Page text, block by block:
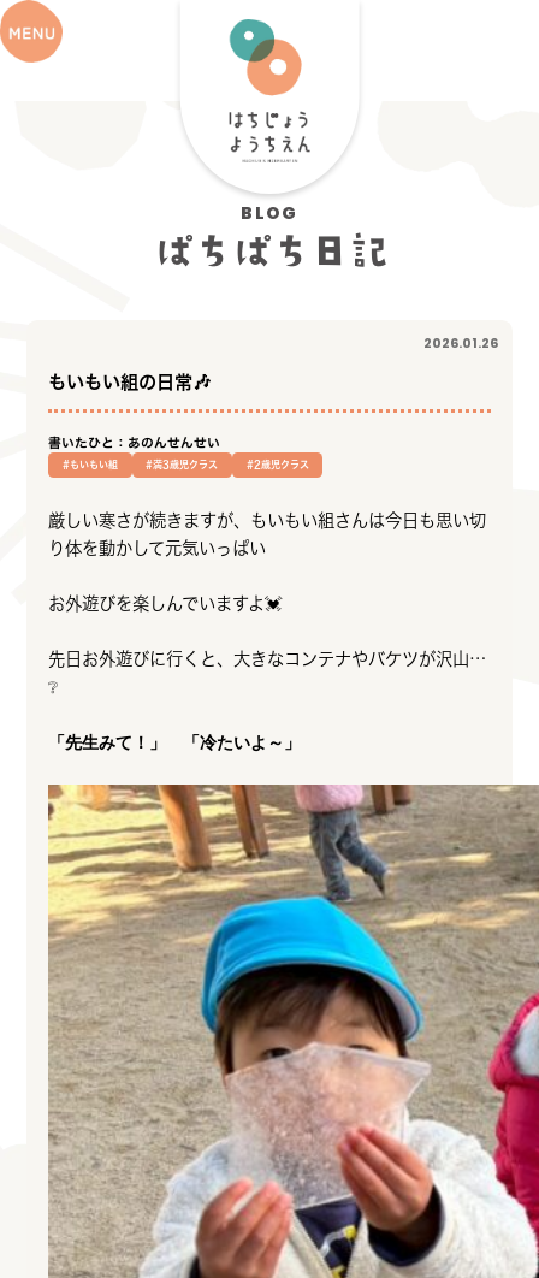
BLOG
ぱちぱち日記
もいもい組の日常🎶
2026.01.26
書いたひと：あのんせんせい
#もいもい組 #満3歳児クラス #2歳児クラス
厳しい寒さが続きますが、もいもい組さんは今日も思い切
り体を動かして元気いっぱい
お外遊びを楽しんでいますよ💓
先日お外遊びに行くと、大きなコンテナやバケツが沢山…
❔
「先生みて！」 「冷たいよ～」